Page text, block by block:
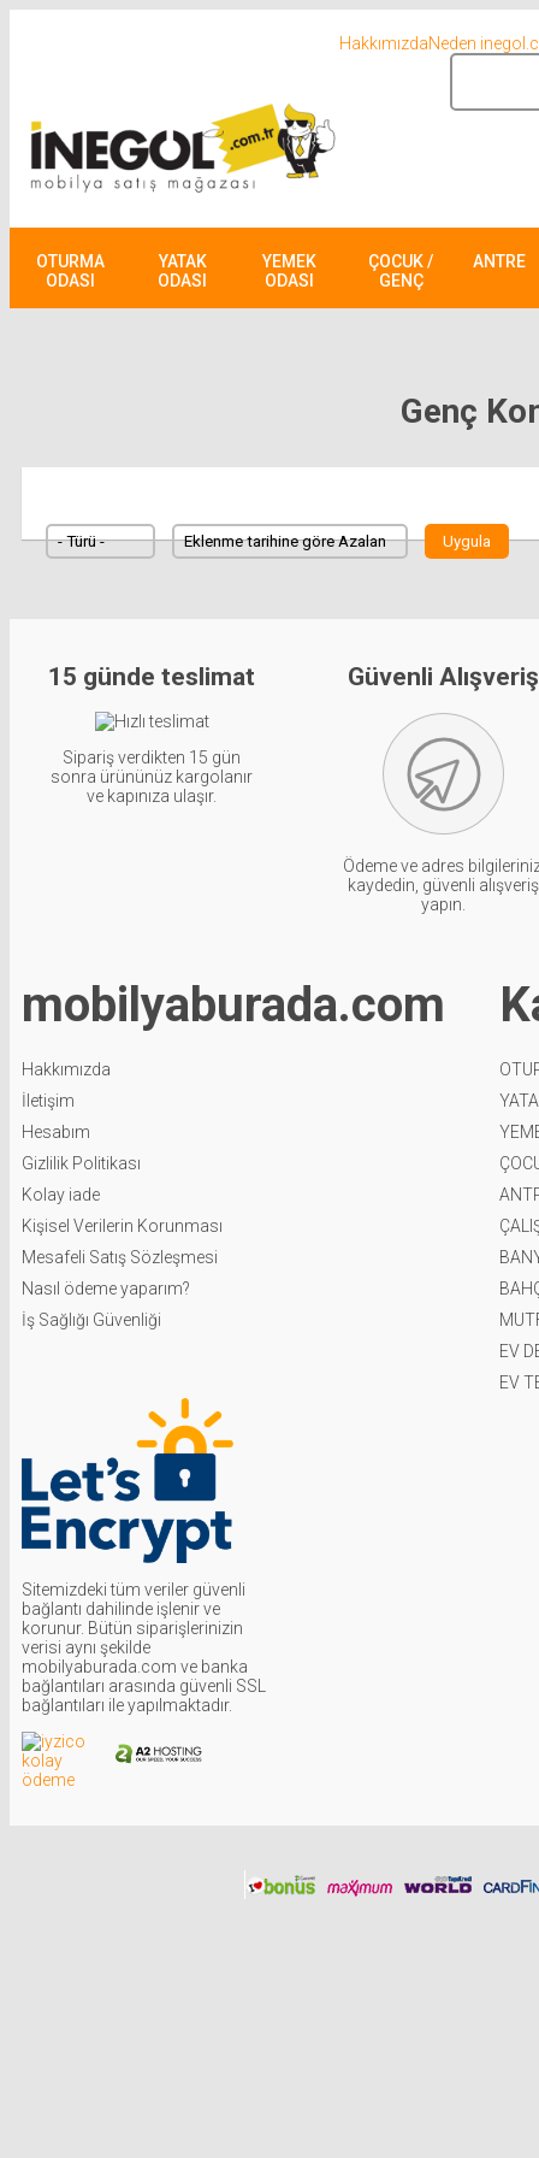
HakkımızdaNeden
OTURMA
ODASI
YATAK
ODASI
YEMEK
ODASI
ÇOCUK /
GENÇ
ANTRE
Genç
15 günde teslimat
Sipariş verdikten 15 gün
sonra ürününüz kargolanır
ve kapınıza ulaşır.
Güvenli Alışveriş
Ödeme ve adres
kaydedin, güvenli alışveriş
yapın.
mobilyaburada.com
Hakkımızda
İletişim
Hesabım
Gizlilik Politikası
Kolay iade
Kişisel Verilerin Korunması
Mesafeli Satış Sözleşmesi
Nasıl ödeme yaparım?
İş Sağlığı Güvenliği
EV
EV
Sitemizdeki tüm veriler güvenli
bağlantı dahilinde işlenir ve
korunur. Bütün siparişlerinizin
verisi aynı şekilde
mobilyaburada.com ve banka
bağlantıları arasında güvenli SSL
bağlantıları ile yapılmaktadır.